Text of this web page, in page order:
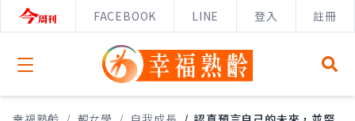
FACEBOOK LINE 登入 註冊
Open menu